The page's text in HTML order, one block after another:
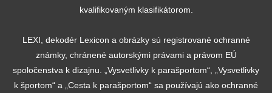
kvalifikovaným klasifikátorom.
LEXI, dekodér Lexicon a obrázky sú registrované ochranné
známky, chránené autorskými právami a právom EÚ
spoločenstva k dizajnu. „Vysvetlivky k parašportom“, „Vysvetlivky
k športom“ a „Cesta k parašportom“ sa používajú ako ochranné